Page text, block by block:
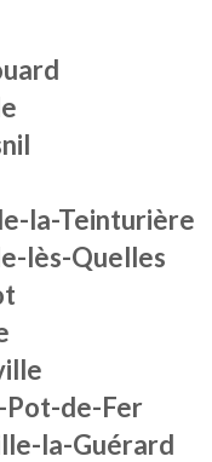
la-Teinturière
lès-Quelles
de-Fer
la-Guérard